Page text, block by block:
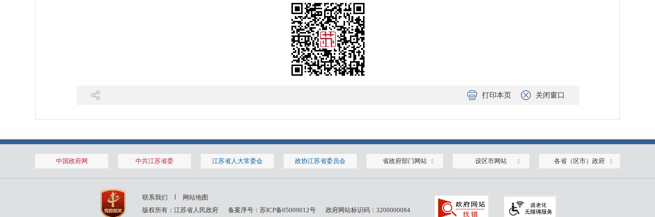
打印本页 关闭窗口
中国政府网 中共江苏省委 江苏省人大常委会 政协江苏省委员会 省政府部门网站 设区市网站 各省（区市）政府
联系我们
网站地图
版权所有：江苏省人民政府
备案序号： 苏ICP备05009012号 政府网站标识码：3200000084